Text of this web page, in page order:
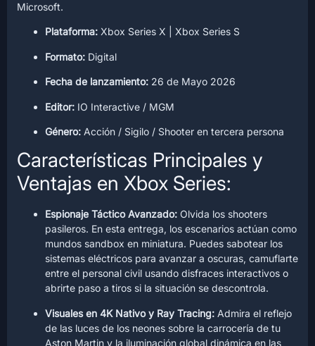
Microsoft.
Plataforma: Xbox Series X | Xbox Series S
Formato: Digital
Fecha de lanzamiento: 26 de Mayo 2026
Editor: IO Interactive / MGM
Género: Acción / Sigilo / Shooter en tercera persona
Características Principales y
Ventajas en Xbox Series:
Espionaje Táctico Avanzado: Olvida los shooters
pasileros. En esta entrega, los escenarios actúan como
mundos sandbox en miniatura. Puedes sabotear los
sistemas eléctricos para avanzar a oscuras, camuflarte
entre el personal civil usando disfraces interactivos o
abrirte paso a tiros si la situación se descontrola.
Visuales en 4K Nativo y Ray Tracing: Admira el reflejo
de las luces de los neones sobre la carrocería de tu
Aston Martin y la iluminación global dinámica en las